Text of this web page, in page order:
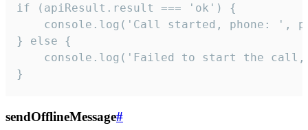
if (apiResult.result === 'ok') {
console.log('Call started, phone: ',
} else {
console.log('Failed to start the
}
sendOfflineMessage#